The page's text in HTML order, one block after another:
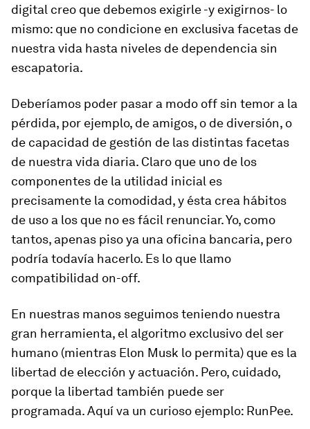
digital creo que debemos exigirle -y exigirnos- lo
mismo: que no condicione en exclusiva facetas de
nuestra vida hasta niveles de dependencia sin
escapatoria.
Deberíamos poder pasar a modo off sin temor a la
pérdida, por ejemplo, de amigos, o de diversión, o
de capacidad de gestión de las distintas facetas
de nuestra vida diaria. Claro que uno de los
componentes de la utilidad inicial es
precisamente la comodidad, y ésta crea hábitos
de uso a los que no es fácil renunciar. Yo, como
tantos, apenas piso ya una oficina bancaria, pero
podría todavía hacerlo. Es lo que llamo
compatibilidad on-off.
En nuestras manos seguimos teniendo nuestra
gran herramienta, el algoritmo exclusivo del ser
humano (mientras Elon Musk lo permita) que es la
libertad de elección y actuación. Pero, cuidado,
porque la libertad también puede ser
programada. Aquí va un curioso ejemplo: RunPee.